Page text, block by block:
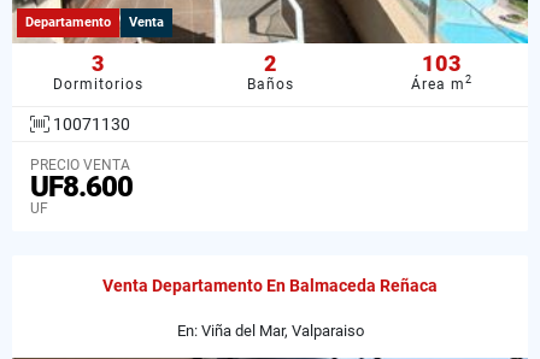
Departamento Venta
3
Dormitorios
2
Baños
103
Área m2
10071130
PRECIO VENTA
UF8.600
UF
Venta Departamento En Balmaceda Reñaca
En: Viña del Mar, Valparaiso